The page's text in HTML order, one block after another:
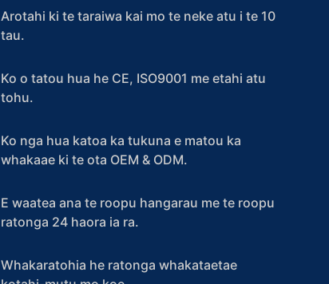
Arotahi ki te taraiwa kai mo te neke atu i te 10
tau.
Ko o tatou hua he CE, ISO9001 me etahi atu
tohu.
Ko nga hua katoa ka tukuna e matou ka
whakaae ki te ota OEM & ODM.
E waatea ana te roopu hangarau me te roopu
ratonga 24 haora ia ra.
Whakaratohia he ratonga whakataetae